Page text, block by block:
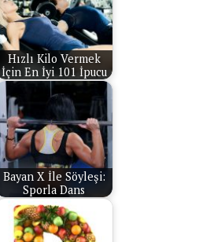
Hızlı Kilo Vermek
İçin En İyi 101 İpucu
Bayan X İle Söyleşi:
Sporla Dans